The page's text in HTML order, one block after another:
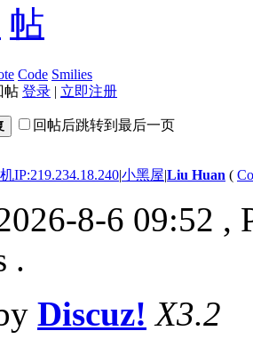
Code Smilies
帖 登录 | 立即注册
回帖后跳转到最后一页
IP:219.234.18.240|小黑屋|Liu Huan (
8-6 09:52 ,
.
Discuz! X3.2